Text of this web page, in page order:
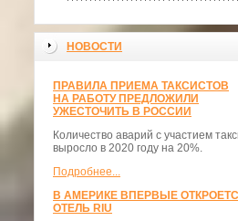
НОВОСТИ
ПРАВИЛА ПРИЕМА ТАКСИСТОВ
НА РАБОТУ ПРЕДЛОЖИЛИ
УЖЕСТОЧИТЬ В РОССИИ
Количество аварий с участием
выросло в 2020 году на 20%.
Подробнее...
В АМЕРИКЕ ВПЕРВЫЕ
ОТЕЛЬ RIU